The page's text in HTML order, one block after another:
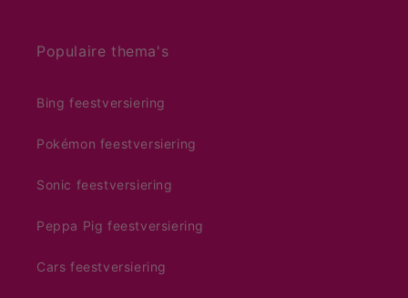
Populaire thema's
Bing feestversiering
Pokémon feestversiering
Sonic feestversiering
Peppa Pig feestversiering
Cars feestversiering